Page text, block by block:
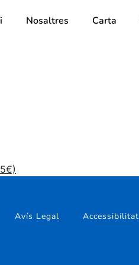
Nosaltres Carta
Avís Legal Accessibilitat